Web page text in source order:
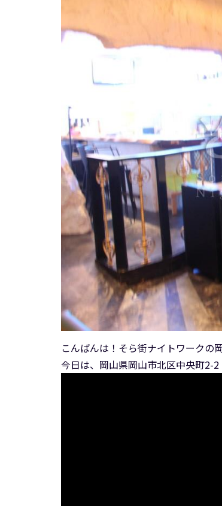
こんばんは！そら街ナイトワークの
今日は、岡山県岡山市北区中央町